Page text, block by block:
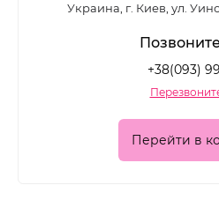
Украина, г. Киев, ул.
+38(093)
Перейти в